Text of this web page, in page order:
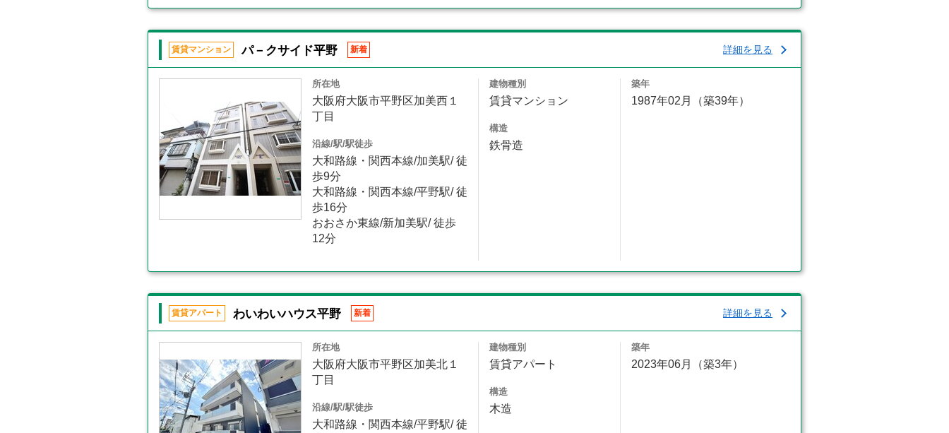
賃貸マンション パ－クサイド平野 新着 詳細を見る
所在地
大阪府大阪市平野区加美西１
丁目
沿線/駅/駅徒歩
大和路線・関西本線/加美駅/ 徒
歩9分
大和路線・関西本線/平野駅/ 徒
歩16分
おおさか東線/新加美駅/ 徒歩
12分
建物種別
賃貸マンション
構造
鉄骨造
築年
1987年02月（築39年）
賃貸アパート わいわいハウス平野 新着 詳細を見る
所在地
大阪府大阪市平野区加美北１
丁目
沿線/駅/駅徒歩
大和路線・関西本線/平野駅/ 徒
建物種別
賃貸アパート
構造
木造
築年
2023年06月（築3年）